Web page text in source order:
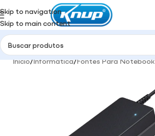
Skip to navigation
Skip to main content
Início/Informática/Fontes Para Notebook